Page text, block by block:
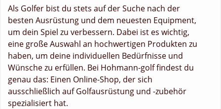
Als Golfer bist du stets auf der Suche nach der
besten Ausrüstung und dem neuesten Equipment,
um dein Spiel zu verbessern. Dabei ist es wichtig,
eine große Auswahl an hochwertigen Produkten zu
haben, um deine individuellen Bedürfnisse und
Wünsche zu erfüllen. Bei Hohmann-golf findest du
genau das: Einen Online-Shop, der sich
ausschließlich auf Golfausrüstung und -zubehör
spezialisiert hat.